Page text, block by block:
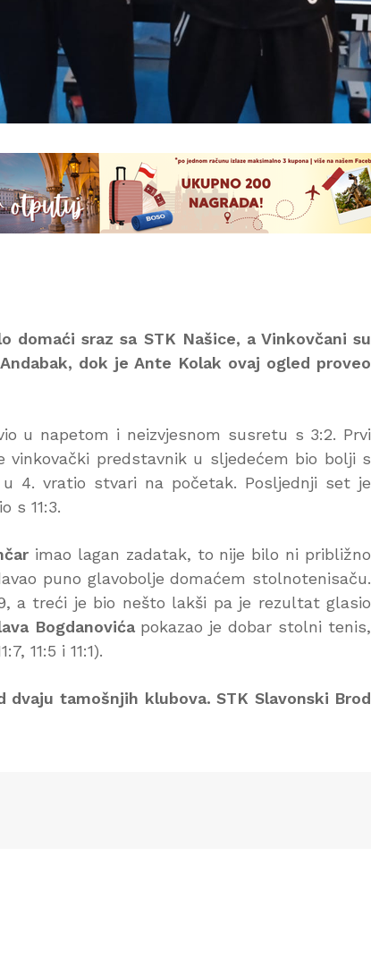
sraz sa STK Našice, a Vinkovčani su
dok je Ante Kolak ovaj ogled proveo
u napetom i neizvjesnom susretu s 3:2. Prvi
predstavnik u sljedećem bio bolji s
4. vratio stvari na početak. Posljednji set je
s 11:3.
imao lagan zadatak, to nije bilo ni približno
puno glavobolje domaćem stolnotenisaču.
a treći je bio nešto lakši pa je rezultat glasio
Bogdanovićapokazao je dobar stolni tenis,
11:5 i 11:1).
tamošnjih klubova. STK Slavonski Brod